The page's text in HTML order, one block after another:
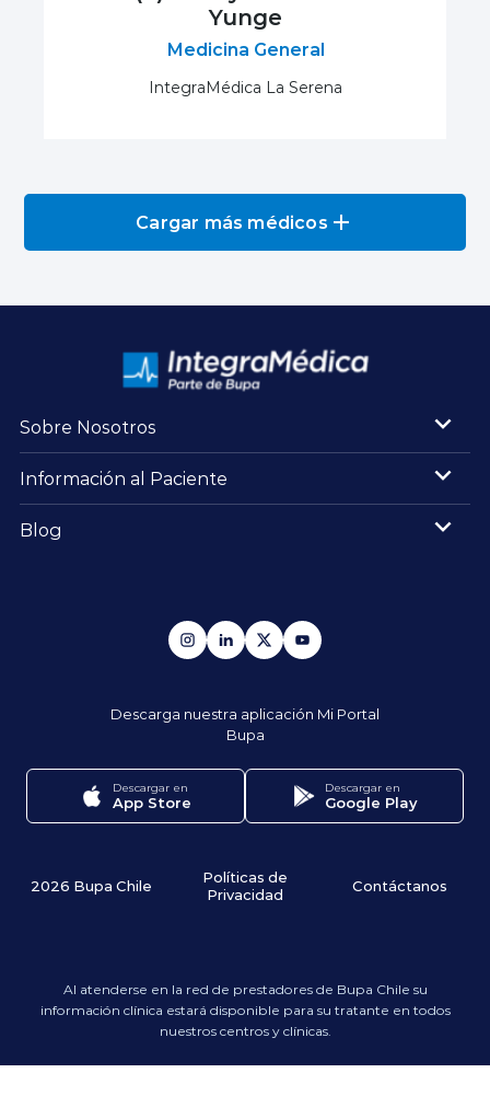
Yunge
Medicina General
IntegraMédica La Serena
Cargar más médicos
Sobre Nosotros
Información al Paciente
Blog
Descarga nuestra aplicación Mi Portal
Bupa
Descargar en
App Store
Descargar en
Google Play
2026 Bupa Chile
Políticas de
Privacidad
Contáctanos
Al atenderse en la red de prestadores de Bupa Chile su
información clínica estará disponible para su tratante en todos
nuestros centros y clínicas.